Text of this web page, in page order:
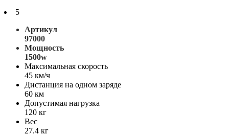
5
Артикул
97000
Мощность
1500w
Максимальная скорость
45 км/ч
Дистанция на одном заряде
60 км
Допустимая нагрузка
120 кг
Вес
27.4 кг